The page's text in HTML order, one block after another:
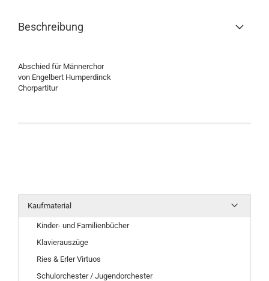
Beschreibung
Abschied für Männerchor
von Engelbert Humperdinck
Chorpartitur
Kaufmaterial
Kinder- und Familienbücher
Klavierauszüge
Ries & Erler Virtuos
Schulorchester / Jugendorchester